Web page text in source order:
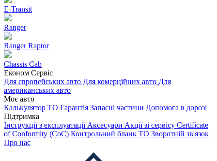
E-Transit
Ranger
Ranger Raptor
Chassis Cab
Економ Сервіс
Для європейських авто Для комерційних авто Для
американських авто
Моє авто
Калькулятор ТО Гарантія Запасні частини Допомога в дорозі
Підтримка
Інструкції з експлуатації Аксесуари Акції зі сервісу Certificate
of Conformity (CoC) Контрольний бланк ТО Зворотній зв'язок
Про нас